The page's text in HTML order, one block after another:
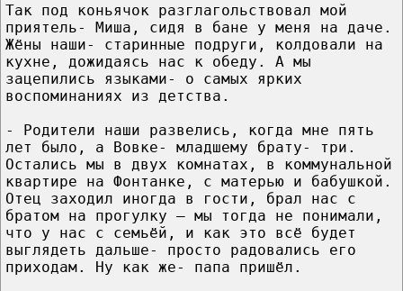
Так под коньячок разглагольствовал мой
приятель- Миша, сидя в бане у меня на даче.
Жёны наши- старинные подруги, колдовали на
кухне, дожидаясь нас к обеду. А мы
зацепились языками- о самых ярких
воспоминаниях из детства.
- Родители наши развелись, когда мне пять
лет было, а Вовке- младшему брату- три.
Остались мы в двух комнатах, в коммунальной
квартире на Фонтанке, с матерью и бабушкой.
Отец заходил иногда в гости, брал нас с
братом на прогулку – мы тогда не понимали,
что у нас с семьёй, и как это всё будет
выглядеть дальше- просто радовались его
приходам. Ну как же- папа пришёл.